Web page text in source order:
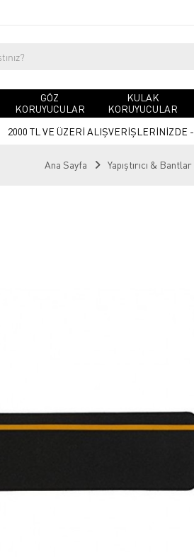
GÖZ
KORUYUCULAR
KULAK
KORUYUCULAR
2000 TL VE ÜZERİ ALIŞVERİŞLERİNİZDE -
Ana Sayfa Yapıştırıcı & Bantlar